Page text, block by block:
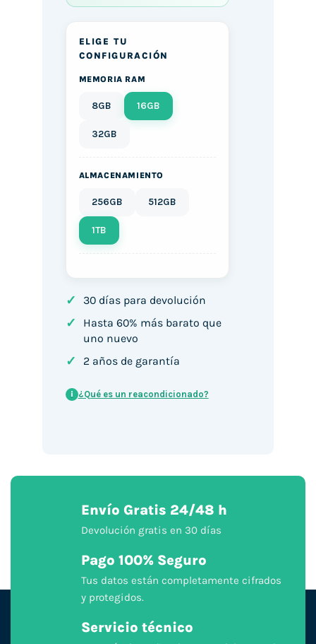
ELIGE TU
CONFIGURACIÓN
MEMORIA RAM
8GB 16GB
32GB
ALMACENAMIENTO
256GB 512GB
1TB
✓ 30 días para devolución
✓
Hasta 60% más barato que
uno nuevo
✓ 2 años de garantía
i ¿Qué es un reacondicionado?
Envío Gratis 24/48 h
Devolución gratis en 30 días
Pago 100% Seguro
Tus datos están completamente cifrados
y protegidos.
Servicio técnico